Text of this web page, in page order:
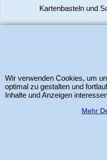
Kartenbasteln und
Wir verwenden Cookies, um
optimal zu gestalten und
Inhalte und Anzeigen
Mehr